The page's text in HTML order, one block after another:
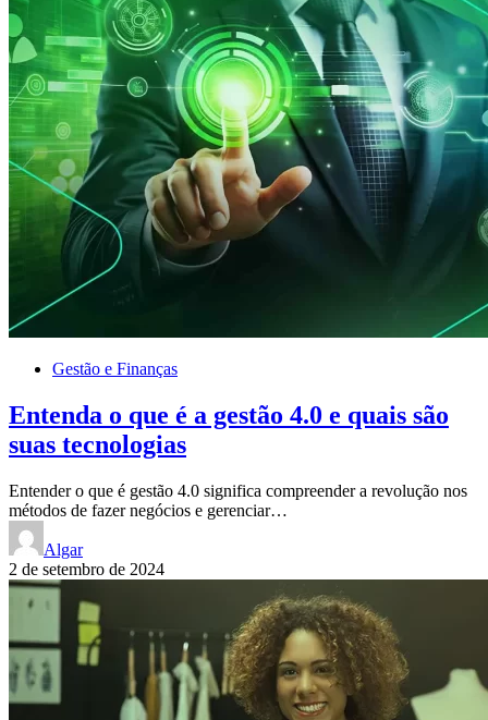
Gestão e Finanças
Entenda o que é a gestão 4.0 e quais são
suas tecnologias
Entender o que é gestão 4.0 significa compreender a revolução nos
métodos de fazer negócios e gerenciar…
Algar
2 de setembro de 2024